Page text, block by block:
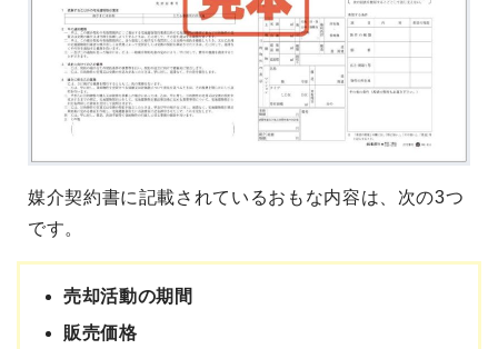
媒介契約書に記載されているおもな内容は、次の3つ
です。
売却活動の期間
販売価格